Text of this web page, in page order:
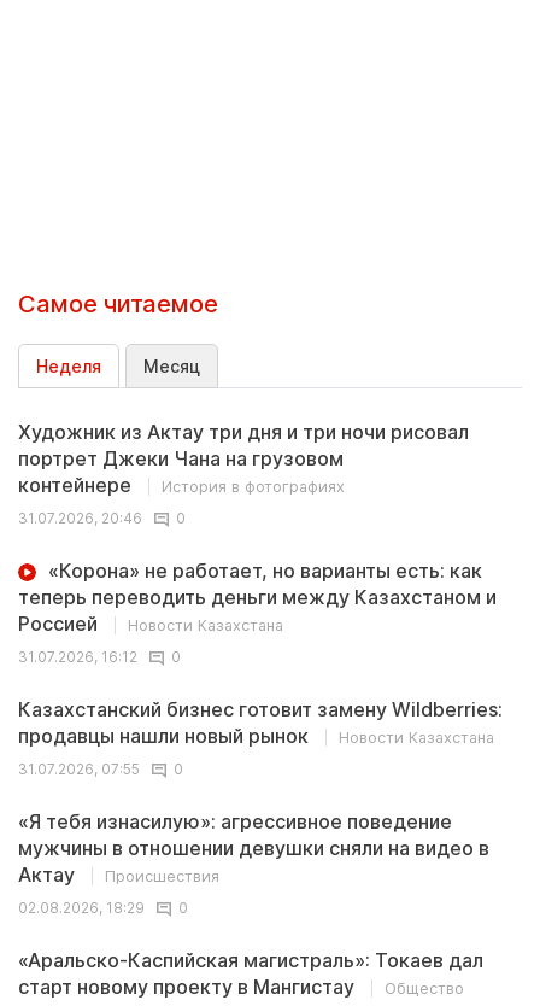
Самое читаемое
Неделя Месяц
Художник из Актау три дня и три ночи рисовал
портрет Джеки Чана на грузовом
контейнере
История в фотографиях
31.07.2026, 20:46
0
«Корона» не работает, но варианты есть: как
теперь переводить деньги между Казахстаном и
Россией
Новости Казахстана
31.07.2026, 16:12
0
Казахстанский бизнес готовит замену Wildberries:
продавцы нашли новый рынок
Новости Казахстана
31.07.2026, 07:55
0
«Я тебя изнасилую»: агрессивное поведение
мужчины в отношении девушки сняли на видео в
Актау
Происшествия
02.08.2026, 18:29
0
«Аральско-Каспийская магистраль»: Токаев дал
старт новому проекту в Мангистау
Общество